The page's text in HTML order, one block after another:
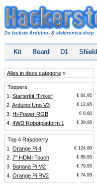
De leukste Arduino- & elektronica-shop
Kit Board D1 Shield
Alles in deze categorie »
Toppers
1. Starterkit 'Tinker' € 64,95
2. Arduino Uno V3 € 12,95
3. Hi-Power RGB € 0,60
4. 4WD Robotplatform 1 € 39,95
Top 4 Raspberry
1. Orange Pi 4 € 124,90
2. 7'' HDMI Touch € 89,95
3. Banana Pi M2 € 79,95
4. Orange Pi RV2 € 74,95